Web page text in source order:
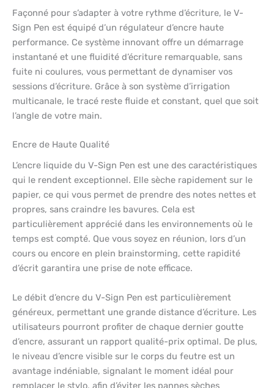
Façonné pour s’adapter à votre rythme d’écriture, le V-
Sign Pen est équipé d’un régulateur d’encre haute
performance. Ce système innovant offre un démarrage
instantané et une fluidité d’écriture remarquable, sans
fuite ni coulures, vous permettant de dynamiser vos
sessions d’écriture. Grâce à son système d’irrigation
multicanale, le tracé reste fluide et constant, quel que soit
l’angle de votre main.
Encre de Haute Qualité
L’encre liquide du V-Sign Pen est une des caractéristiques
qui le rendent exceptionnel. Elle sèche rapidement sur le
papier, ce qui vous permet de prendre des notes nettes et
propres, sans craindre les bavures. Cela est
particulièrement apprécié dans les environnements où le
temps est compté. Que vous soyez en réunion, lors d’un
cours ou encore en plein brainstorming, cette rapidité
d’écrit garantira une prise de note efficace.
Le débit d’encre du V-Sign Pen est particulièrement
généreux, permettant une grande distance d’écriture. Les
utilisateurs pourront profiter de chaque dernier goutte
d’encre, assurant un rapport qualité-prix optimal. De plus,
le niveau d’encre visible sur le corps du feutre est un
avantage indéniable, signalant le moment idéal pour
remplacer le stylo, afin d’éviter les pannes sèches